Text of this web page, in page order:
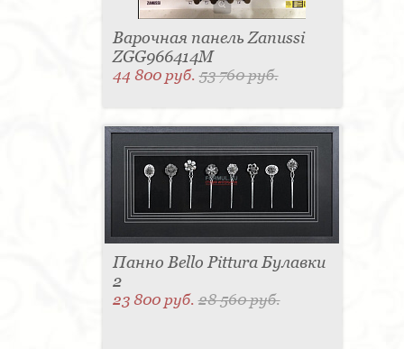
Варочная панель Zanussi
ZGG966414M
44 800 руб.53 760 руб.
Панно Bello Pittura Булавки
2
23 800 руб.28 560 руб.